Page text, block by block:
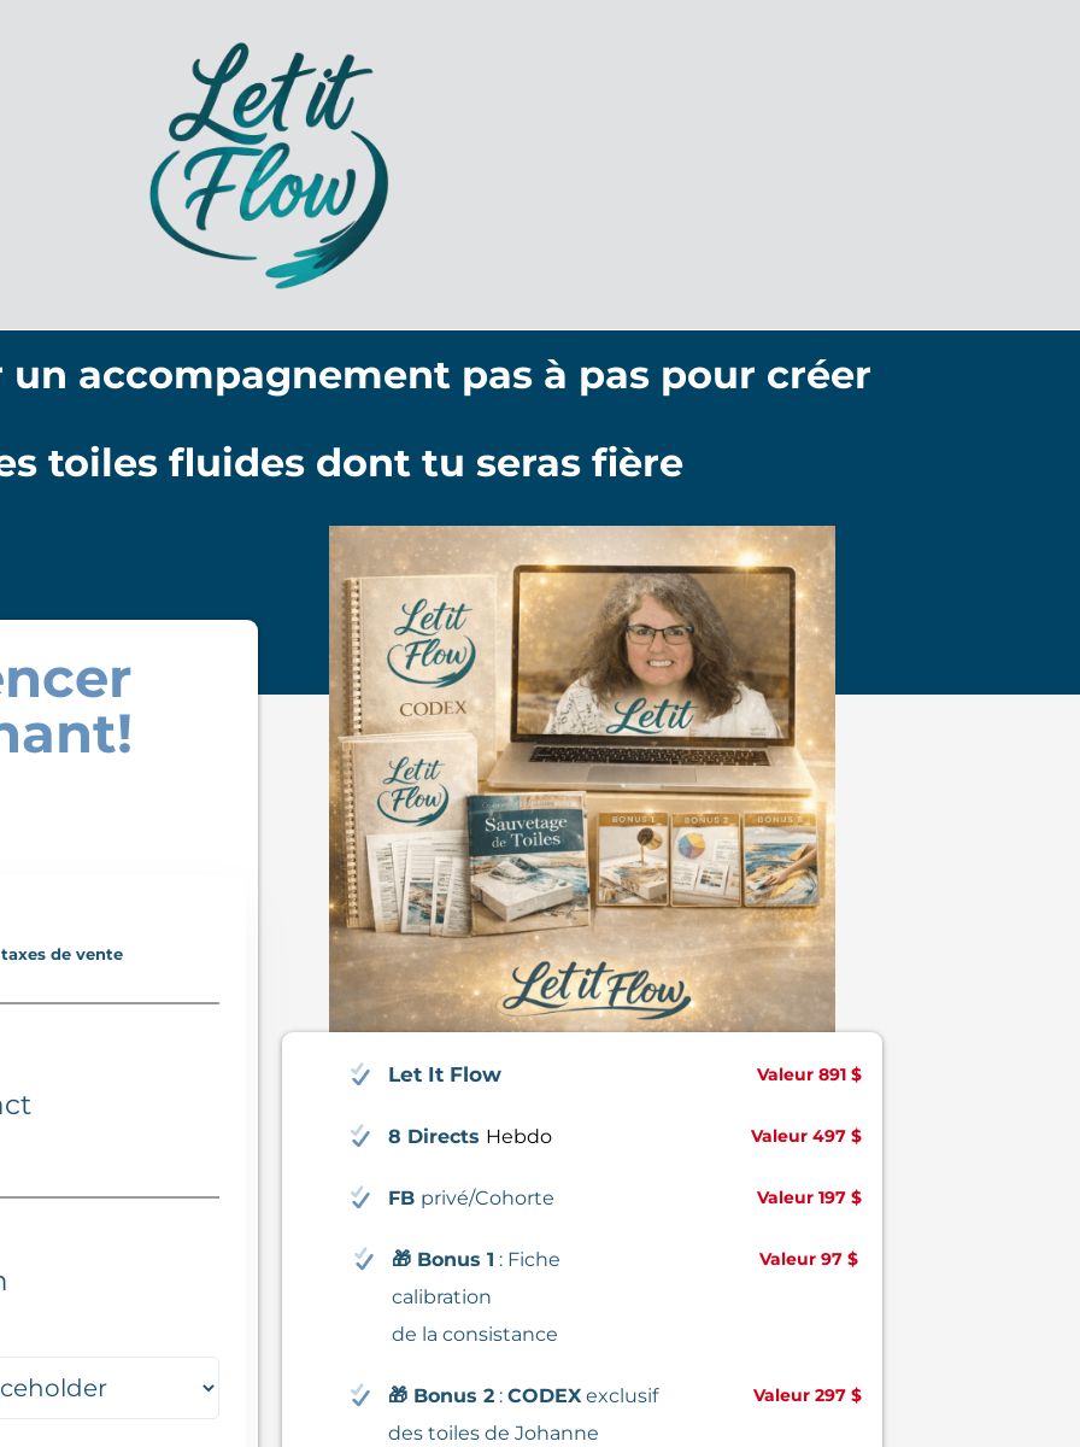
accompagnement pas à pas pour créer
toiles fluides dont tu seras fière
de vente
Let It Flow Valeur 891 $
8 Directs Hebdo Valeur 497 $
FB privé/Cohorte Valeur 197 $
🎁 Bonus 1 : Fiche
calibration
de la consistance
Valeur 97 $
🎁 Bonus 2 :CODEX exclusif
des toiles de Johanne
Valeur 297 $